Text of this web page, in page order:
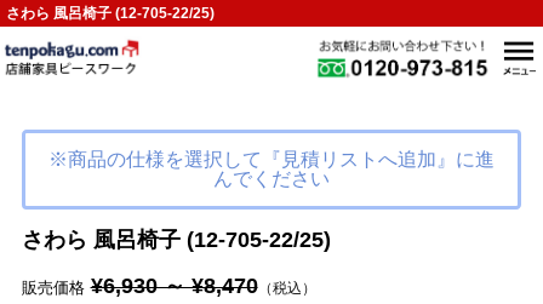
さわら 風呂椅子 (12-705-22/25)
※商品の仕様を選択して『見積リストへ追加』に進
んでください
さわら 風呂椅子 (12-705-22/25)
販売価格 ¥6,930 ～ ¥8,470（税込）